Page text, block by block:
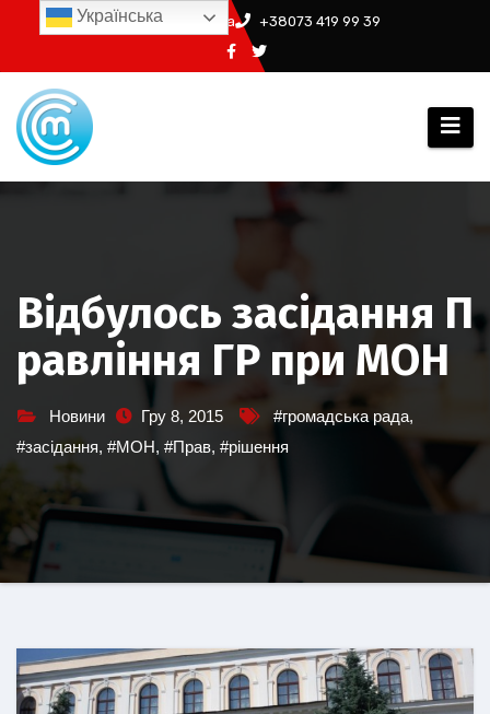
Перейти
вмісту
info@ssm.in.ua +38073 419 99 39
Відбулось засідання П
равління ГР при МОН
Новини Гру 8, 2015 #громадська рада,
#засідання, #МОН, #Прав, #рішення
Українська